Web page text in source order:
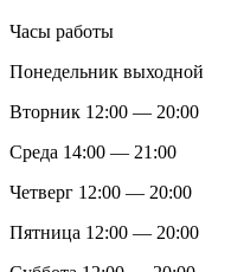
Часы работы
Понедельник выходной
Вторник 12:00 — 20:00
Среда 14:00 — 21:00
Четверг 12:00 — 20:00
Пятница 12:00 — 20:00